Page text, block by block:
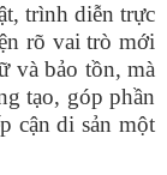
trình diễn trực
rõ vai trò mới
và bảo tồn, mà
tạo, góp phần
cận di sản một